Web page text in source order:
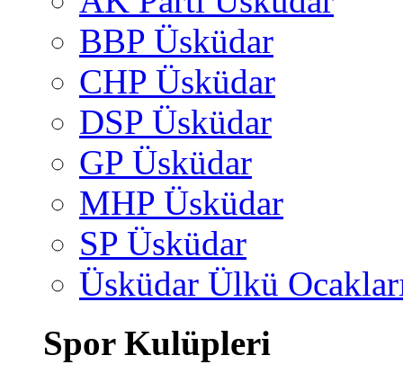
BBP Üsküdar
CHP Üsküdar
DSP Üsküdar
GP Üsküdar
MHP Üsküdar
SP Üsküdar
Üsküdar Ülkü
Spor Kulüpleri